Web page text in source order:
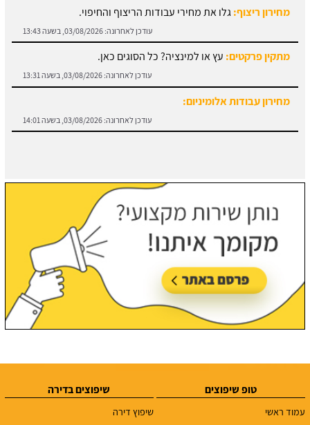
מתקין פרקטים:עץ או למינציה? כל הסוגים כאן.
עודכן לאחרונה:03/08/2026, בשעה 13:31
מחירון עבודות אלומיניום:
עודכן לאחרונה: 03/08/2026, בשעה 14:01
טופ שיפוצים
עמוד ראשי
שיפוצים בדירה
שיפוץ דירה